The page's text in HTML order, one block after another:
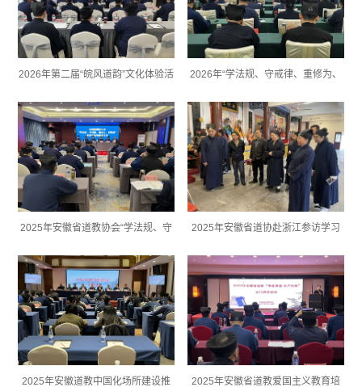
2026年第二届“皖风道韵”文化体验活
2026年“学法规、守戒律、重修为、
期）...
2025年安徽省道教协会“学法规、守
题学习班...
2025年安徽省道协赴浙江参访学习
2025年安徽道教中国化场所建设推
2025年安徽省道教爱国主义教育培